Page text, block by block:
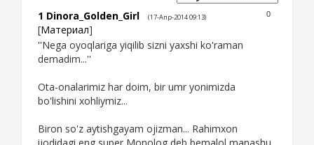
0
1 Dinora_Golden_Girl (17-Апр-2014 09:13)
[Материал]
''Nega oyoqlariga yiqilib sizni yaxshi ko'raman
demadim...''
Ota-onalarimiz har doim, bir umr yonimizda
bo'lishini xohliymiz...
Biron so'z aytishgayam ojizman... Rahimxon